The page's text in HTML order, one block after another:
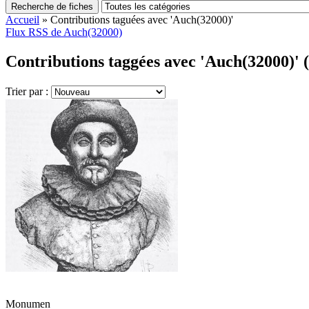
Recherche de fiches
Accueil » Contributions taguées avec 'Auch(32000)'
Flux RSS de Auch(32000)
Contributions taggées avec 'Auch(32000)'
Trier par :
Monumen